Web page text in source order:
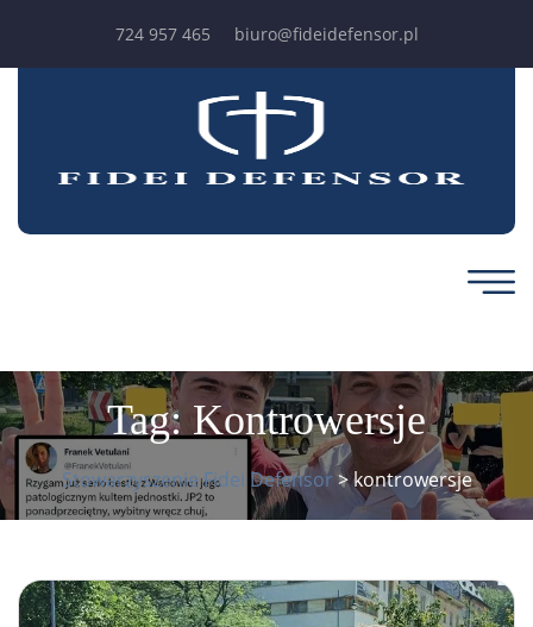
724 957 465 biuro@fideidefensor.pl
Tag: Kontrowersje
Stowarzyszenie Fidei Defensor >kontrowersje